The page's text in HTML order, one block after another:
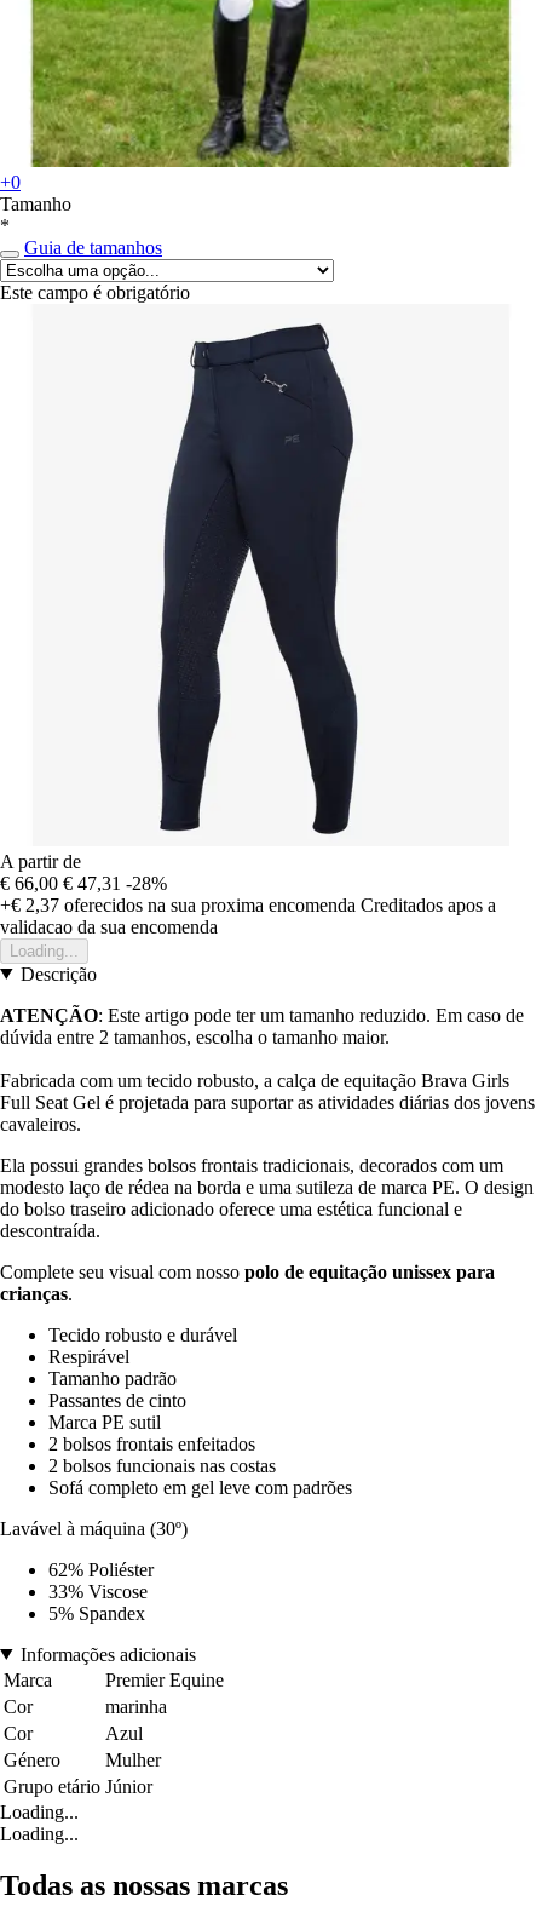
+0
Tamanho
*
Guia de tamanhos
Este campo é obrigatório
A partir de
€ 66,00 € 47,31 -28%
+€ 2,37 oferecidos na sua proxima encomenda Creditados apos a
validacao da sua encomenda
Loading...
Descrição
ATENÇÃO: Este artigo pode ter um tamanho reduzido. Em caso de
dúvida entre 2 tamanhos, escolha o tamanho maior.
Fabricada com um tecido robusto, a calça de equitação Brava Girls
Full Seat Gel é projetada para suportar as atividades diárias dos jovens
cavaleiros.
Ela possui grandes bolsos frontais tradicionais, decorados com um
modesto laço de rédea na borda e uma sutileza de marca PE. O design
do bolso traseiro adicionado oferece uma estética funcional e
descontraída.
Complete seu visual com nosso polo de equitação unissex para
crianças.
Tecido robusto e durável
Respirável
Tamanho padrão
Passantes de cinto
Marca PE sutil
2 bolsos frontais enfeitados
2 bolsos funcionais nas costas
Sofá completo em gel leve com padrões
Lavável à máquina (30º)
62% Poliéster
33% Viscose
5% Spandex
Informações adicionais
Marca
Premier Equine
Cor
marinha
Cor
Azul
Género
Mulher
Grupo etário Júnior
Loading...
Loading...
Todas as nossas marcas